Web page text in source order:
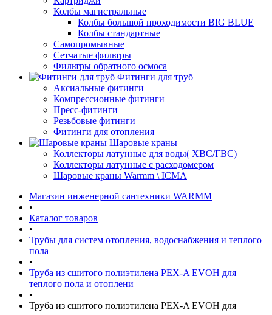
Колбы магистральные
Колбы большой проходимости BIG BLUE
Колбы стандартные
Самопромывные
Сетчатые фильтры
Фильтры обратного осмоса
Фитинги для труб
Аксиальные фитинги
Компрессионные фитинги
Пресс-фитинги
Резьбовые фитинги
Фитинги для отопления
Шаровые краны
Коллекторы латунные для воды( ХВС/ГВС)
Коллекторы латунные с расходомером
Шаровые краны Warmm \ ICMA
Магазин инженерной сантехники WARMM
•
Каталог товаров
•
Трубы для систем отопления, водоснабжения и теплого
пола
•
Труба из сшитого полиэтилена PEX-A EVOH для
теплого пола и отоплени
•
Труба из сшитого полиэтилена PEX-A EVOH для